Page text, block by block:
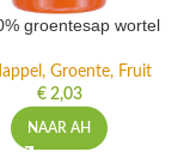
groentesap wortel
Groente, Fruit
€2,03
NAAR AH